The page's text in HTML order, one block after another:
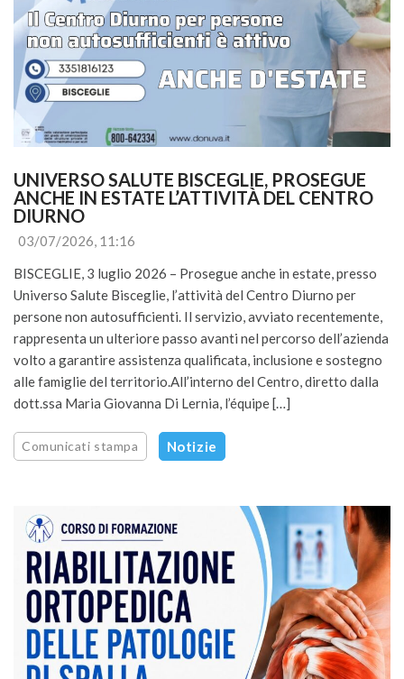
UNIVERSO SALUTE BISCEGLIE, PROSEGUE
ANCHE IN ESTATE L’ATTIVITÀ DEL CENTRO
DIURNO
03/07/2026, 11:16
BISCEGLIE, 3 luglio 2026 – Prosegue anche in estate, presso
Universo Salute Bisceglie, l’attività del Centro Diurno per
persone non autosufficienti. Il servizio, avviato recentemente,
rappresenta un ulteriore passo avanti nel percorso dell’azienda
volto a garantire assistenza qualificata, inclusione e sostegno
alle famiglie del territorio.All’interno del Centro, diretto dalla
dott.ssa Maria Giovanna Di Lernia, l’équipe […]
Comunicati stampa Notizie